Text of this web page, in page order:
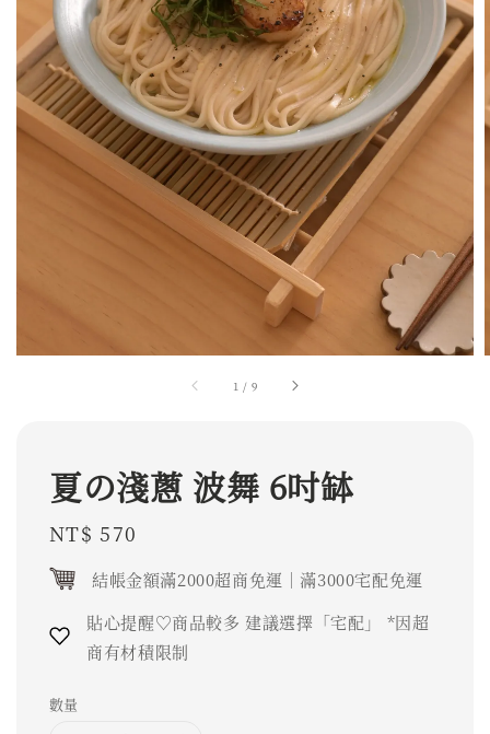
1 / 9
夏の淺蔥 波舞 6吋缽
Regular
price
NT$ 570
結帳金額滿2000超商免運｜滿3000宅配免運
貼心提醒♡商品較多 建議選擇「宅配」 *因超
商有材積限制
數量